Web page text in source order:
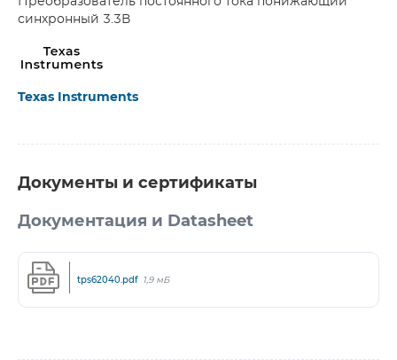
синхронный 3.3В
Texas Instruments
Документы и сертификаты
Документация и Datasheet
tps62040.pdf 1,9 мБ